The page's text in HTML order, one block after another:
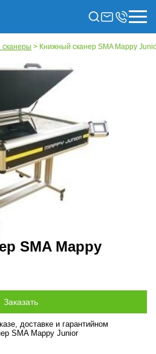
> Книжный сканер SMA Mappy
SMA Mappy
доставке и гарантийном
SMA Mappy Junior